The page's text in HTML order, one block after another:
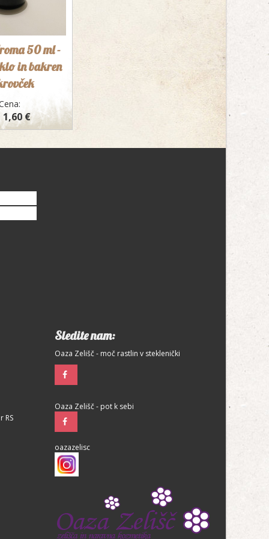
50 ml -
in bakren
1,60 €
RS
Sledite nam:
Oaza Zelišč - moč rastlin v steklenički
Oaza Zelišč - pot k sebi
oazazelisc